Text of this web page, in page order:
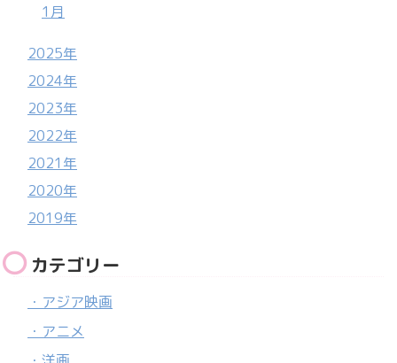
1月
2025年
2024年
2023年
2022年
2021年
2020年
2019年
カテゴリー
・アジア映画
・アニメ